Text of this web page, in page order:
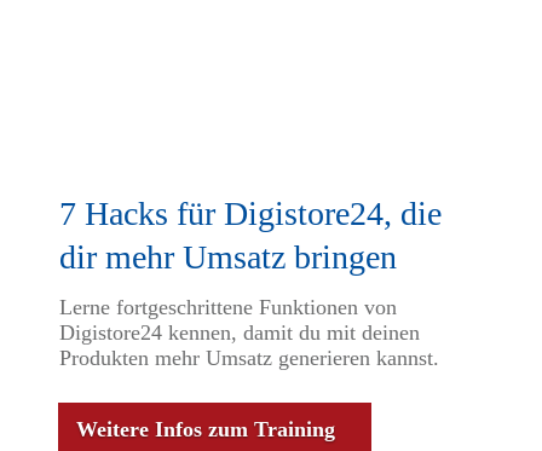
7 Hacks für Digistore24, die
dir mehr Umsatz bringen
Lerne fortgeschrittene Funktionen von
Digistore24 kennen, damit du mit deinen
Produkten mehr Umsatz generieren kannst.
Weitere Infos zum Training